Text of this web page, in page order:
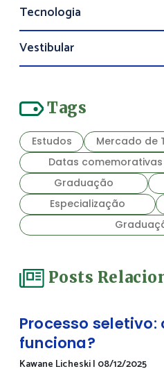
Tecnologia
Vestibular
Tags
Estudos Mercado de
Datas comemorativas
Graduação
Especialização
Posts
Processo seletivo:
funciona?
Kawane Licheski| 08/12/2025